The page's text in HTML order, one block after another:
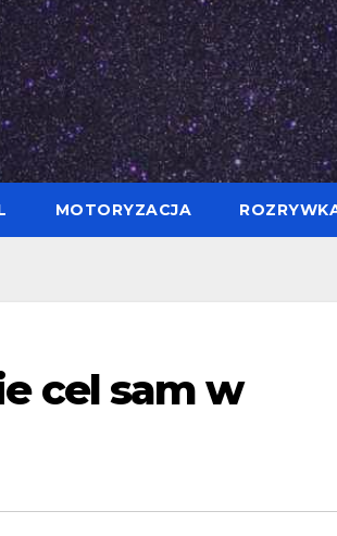
MOTORYZACJA
cel sam w